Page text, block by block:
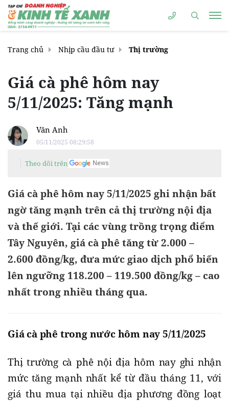
Trang chủ Nhịp cầu đầu tư Thị trường
Giá cà phê hôm nay
5/11/2025: Tăng mạnh
Vân Anh
05/11/2025 08:29:58
Theo dõi trên
Giá cà phê hôm nay 5/11/2025 ghi nhận bất
ngờ tăng mạnh trên cả thị trường nội địa
và thế giới. Tại các vùng trồng trọng điểm
Tây Nguyên, giá cà phê tăng từ 2.000 –
2.600 đồng/kg, đưa mức giao dịch phổ biến
lên ngưỡng 118.200 – 119.500 đồng/kg – cao
nhất trong nhiều tháng qua.
Giá cà phê trong nước hôm nay 5/11/2025
Thị trường cà phê nội địa hôm nay ghi nhận
mức tăng mạnh nhất kể từ đầu tháng 11, với
giá thu mua tại nhiều địa phương đồng loạt